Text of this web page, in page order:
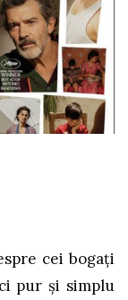
cei bogați
pur și simplu